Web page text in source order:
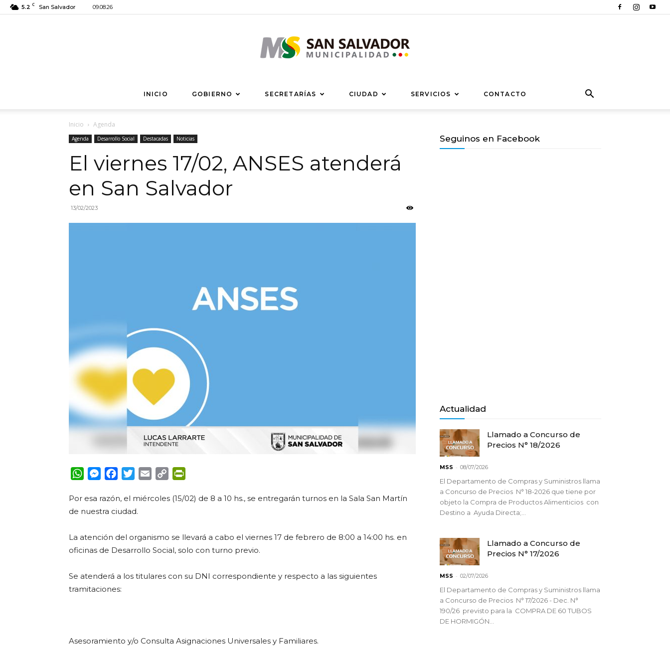
5.2 C San Salvador 09.08.26
Municipalidad
INICIO GOBIERNO SECRETARÍAS CIUDAD SERVICIOS CONTACTO
Inicio Agenda
Agenda Desarrollo Social Destacadas Noticias
El viernes 17/02, ANSES atenderá
en San Salvador
13/02/2023
WhatsApp
Messenger
FacebookTwitterEmail Copy
Por esa razón, el miércoles (15/02) de 8 a 10 hs., se entregarán turnos en la Sala San Martín
de nuestra ciudad.
La atención del organismo se llevará a cabo el viernes 17 de febrero de 8:00 a 14:00 hs. en
oficinas de Desarrollo Social, solo con turno previo.
Se atenderá a los titulares con su DNI correspondiente y respecto a las siguientes
tramitaciones:
Asesoramiento y/o Consulta Asignaciones Universales y Familiares.
Seguinos en Facebook
Actualidad
Llamado a Concurso de
Precios N° 18/2026
MSS - 08/07/2026
El Departamento de Compras y Suministros llama
a Concurso de Precios N° 18-2026 que tiene por
objeto la Compra de Productos Alimenticios con
Destino a Ayuda Directa;...
Llamado a Concurso de
Precios N° 17/2026
MSS - 02/07/2026
El Departamento de Compras y Suministros llama
a Concurso de Precios N° 17/2026 - Dec. N°
190/26 previsto para la COMPRA DE 60 TUBOS
DE HORMIGÓN...